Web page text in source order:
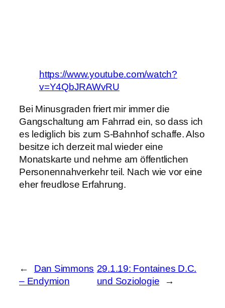
https://www.youtube.com/watch?
v=Y4QbJRAWvRU
Bei Minusgraden friert mir immer die
Gangschaltung am Fahrrad ein, so dass ich
es lediglich bis zum S-Bahnhof schaffe. Also
besitze ich derzeit mal wieder eine
Monatskarte und nehme am öffentlichen
Personennahverkehr teil. Nach wie vor eine
eher freudlose Erfahrung.
←
Dan Simmons
– Endymion
29.1.19: Fontaines D.C.
und Soziologie
→